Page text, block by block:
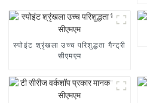
स्पोइंट श्रृंखला उच्च परिशुद्धता गैन्ट्री
सीएमएम